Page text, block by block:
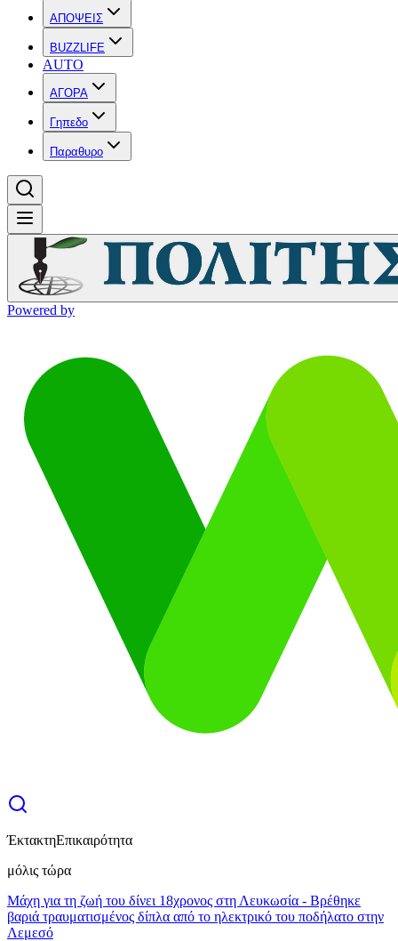
ΑΠΟΨΕΙΣ
BUZZLIFE
AUTO
ΑΓΟΡΑ
Γηπεδο
Παραθυρο
Powered by
ΈκτακτηΕπικαιρότητα
μόλις τώρα
Μάχη για τη ζωή του δίνει 18χρονος στη Λευκωσία - Βρέθηκε
βαριά τραυματισμένος δίπλα από το ηλεκτρικό του ποδήλατο στην
Λεμεσό